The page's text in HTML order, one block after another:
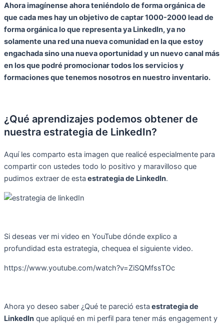
Ahora imagínense ahora teniéndolo de forma orgánica de
que cada mes hay un objetivo de captar 1000-2000 lead de
forma orgánica lo que representa ya LinkedIn, ya no
solamente una red una nueva comunidad en la que estoy
engachada sino una nueva oportunidad y un nuevo canal más
en los que podré promocionar todos los servicios y
formaciones que tenemos nosotros en nuestro inventario.
¿Qué aprendizajes podemos obtener de
nuestra estrategia de LinkedIn?
Aquí les comparto esta imagen que realicé especialmente para
compartir con ustedes todo lo positivo y maravilloso que
pudimos extraer de esta estrategia de LinkedIn.
Si deseas ver mi video en YouTube dónde explico a
profundidad esta estrategia, chequea el siguiente video.
https://www.youtube.com/watch?v=ZiSQMfssTOc
Ahora yo deseo saber ¿Qué te pareció esta estrategia de
LinkedIn que apliqué en mi perfil para tener más engagement y